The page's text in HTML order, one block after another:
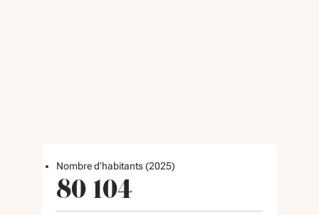
Nombre d’habitants (2025)
80 104